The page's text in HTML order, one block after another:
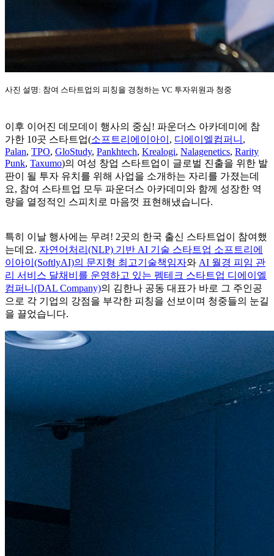
사진 설명: 참여 스타트업의 피칭을 경청하는 VC 투자위원과 청중
이후 이어진 데모데이 행사의 중심! 파운더스 아카데미에 참
가한 10곳 스타트업(소프트리에이아이 , 디에이엘컴퍼니 ,
Palan, TPO, GloStudy, Pankhtech, Krealogi, Nalagenetics, Rarity
Punk, Taxumo)의 여성 창업 스타트업이 글로벌 진출을 위한 발
판이 될 투자 유치를 위해 사업을 소개하는 자리를 가졌는데
요, 참여 스타트업 모두 파운더스 아카데미와 함께 성장한 역
량을 열정적인 스피치로 마음껏 표현해냈습니다.
특히 이날 행사에는 무려! 2곳의 한국 출신 스타트업이 참여했
는데요. 자연어처리(NLP) 기반 AI 기술 스타트업 소프트리에
이아이(SoftlyAI)의 문지형 최고기술책임자와 AI 월경 피임 관
리 서비스 달채비를 운영하고 있는 펨테크 스타트업 디에이엘
컴퍼니(DAL Company)의 김한나 공동 대표가 바로 그 주인공
으로 각 기업의 강점을 부각한 피칭을 선보이며 청중들의 눈길
을 끌었습니다.